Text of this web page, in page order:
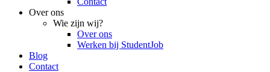
Over ons
Wie zijn wij?
Over ons
Werken bij StudentJob
Blog
Contact